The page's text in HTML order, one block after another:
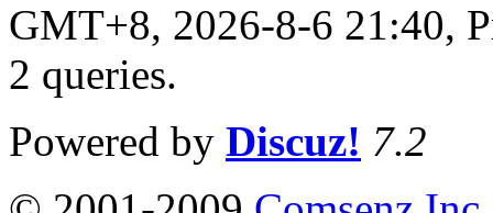
GMT+8, 2026-8-6 21:40,
2 queries.
Powered by Discuz! 7.2